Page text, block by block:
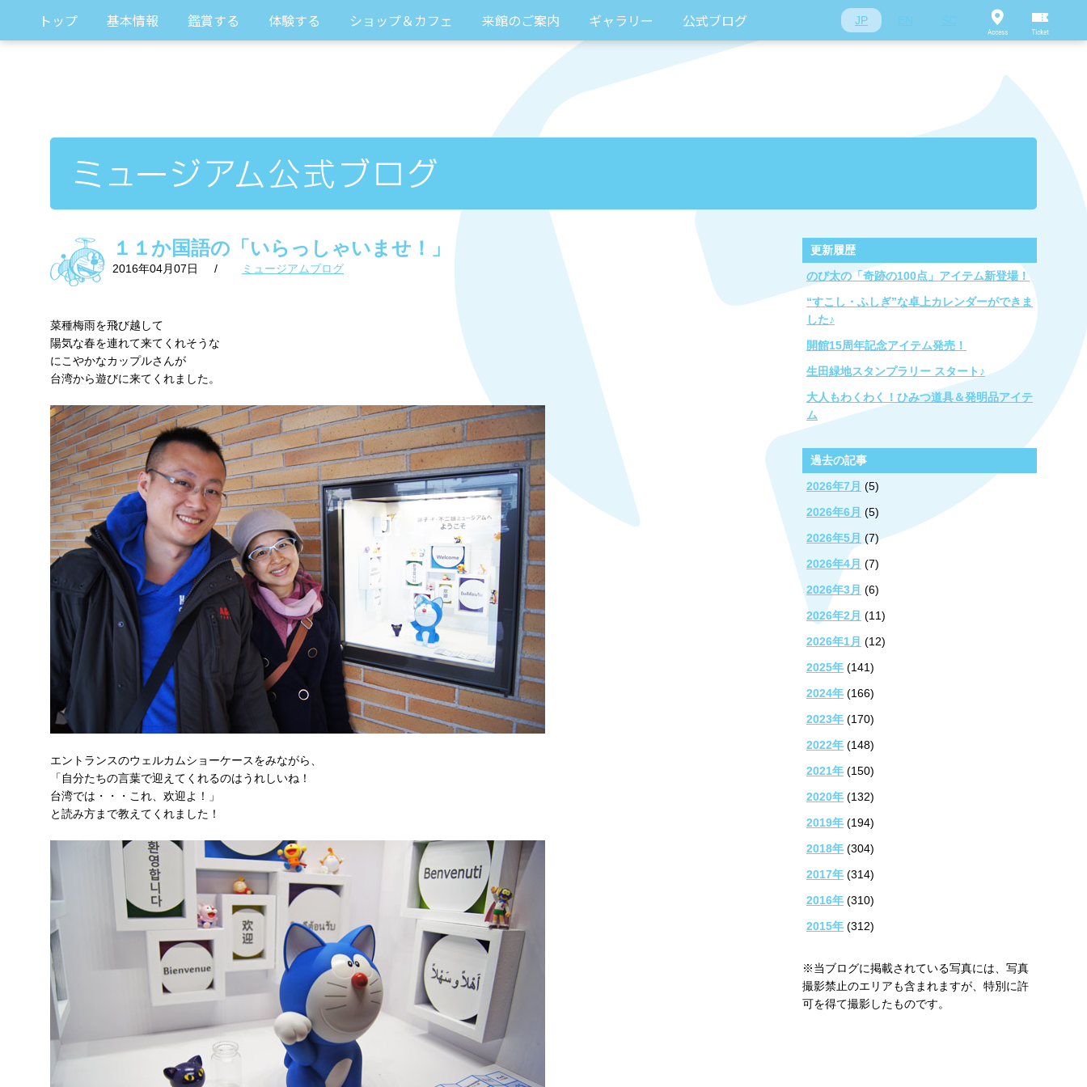
トップ 基本情報 鑑賞する 体験する ショップ＆カフェ 来館のご案内 ギャラリー 公式ブログ JP
１１か国語の「いらっしゃいませ！」
2016年04月07日 / ミュージアムブログ
菜種梅雨を飛び越して
陽気な春を連れて来てくれそうな
にこやかなカップルさんが
台湾から遊びに来てくれました。
エントランスのウェルカムショーケースをみながら、
「自分たちの言葉で迎えてくれるのはうれしいね！
台湾では・・・これ、欢迎よ！」
と読み方まで教えてくれました！
更新履歴
のび太の「奇跡の100点」アイテム新登場！
“すこし・ふしぎ”な卓上カレンダーができま
した♪
開館15周年記念アイテム発売！
生田緑地スタンプラリー スタート♪
大人もわくわく！ひみつ道具＆発明品アイテ
ム
過去の記事
2026年7月 (5)
2026年6月 (5)
2026年5月 (7)
2026年4月 (7)
2026年3月 (6)
2026年2月 (11)
2026年1月 (12)
2025年 (141)
2024年 (166)
2023年 (170)
2022年 (148)
2021年 (150)
2020年 (132)
2019年 (194)
2018年 (304)
2017年 (314)
2016年 (310)
2015年 (312)
※当ブログに掲載されている写真には、写真
撮影禁止のエリアも含まれますが、特別に許
可を得て撮影したものです。